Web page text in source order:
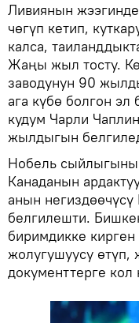
Ливиянын
чөгүп кетип,
калса,
Жаңы жыл тосту.
заводунун 90
ага күбө болгон
кудум Чарли
жылдыгын
Нобель
Канаданын
анын
белгилешти.
биримдикке
жолугушуусу
документтерге кол